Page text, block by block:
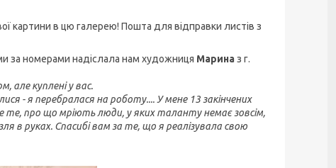
картини в цю галерею! Пошта для відправки листів з
за номерами надіслала нам художниця Марина з г.
але куплені у вас.
- я перебралася на роботу.... У мене 13 закінчених
те, про що мріють люди, у яких таланту немає зовсім,
в руках. Спасибі вам за те, що я реалізувала свою